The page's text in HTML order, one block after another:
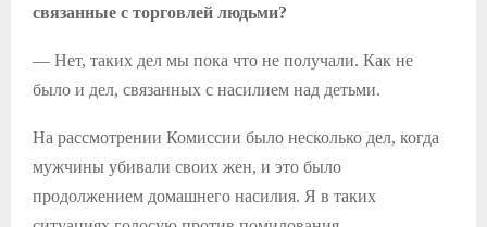
связанные с торговлей людьми?
— Нет, таких дел мы пока что не получали. Как не
было и дел, связанных с насилием над детьми.
На рассмотрении Комиссии было несколько дел, когда
мужчины убивали своих жен, и это было
продолжением домашнего насилия. Я в таких